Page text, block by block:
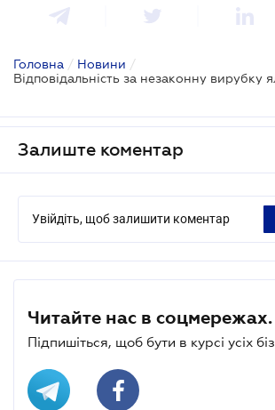
Головна / Новини /
Відповідальність за незаконну вирубку
Залиште коментар
Увійдіть, щоб залишити коментар
Читайте нас в соцмережах.
Підпишіться, щоб бути в курсі усіх